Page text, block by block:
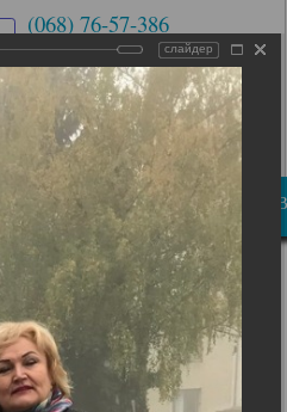
(068) 76-57-386
(03849) 7-47-34
med.uch22@ukr.net
вул. Івана Мазепи, 31
СТУДЕНТАМ
слайдер